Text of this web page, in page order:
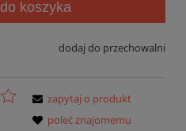
do koszyka
dodaj do przechowalni
zapytaj o produkt
poleć znajomemu